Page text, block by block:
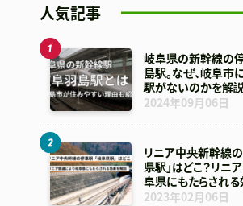
人気記事
岐阜県の新幹線の
島駅。なぜ、岐阜
駅がないのかを解
2024年09月06日
リニア中央新幹線
県駅」はどこ？リニ
阜県にもたらされ
2023年02月06日